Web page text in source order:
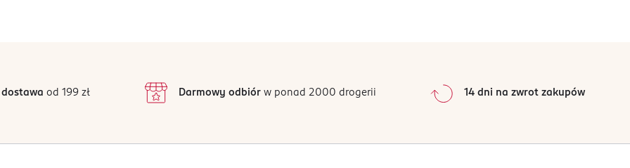
od 199 zł Darmowy odbiórw ponad 2000 drogerii 14 dni na zwrot zakupów